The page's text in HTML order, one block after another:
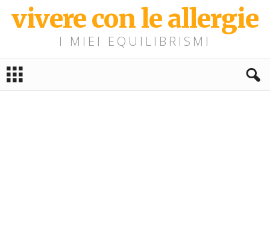
vivere con le allergie
I MIEI EQUILIBRISMI